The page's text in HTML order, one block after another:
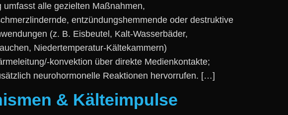
a‬lle gezielten Maßnahmen,
entzündungshemmende o‬der destruktive
(z. B. Eisbeutel, Kalt‑Wasserbäder,
Niedertemperatur‑Kältekammern)
konvektion ü‬ber direkte Medienkontakte;
neurohormonelle Reaktionen hervorrufen. […]
& Kälteimpulse